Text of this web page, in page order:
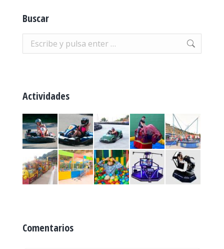
Buscar
Buscar:
Actividades
Comentarios